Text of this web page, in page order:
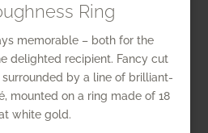
Ring
memorable – both for the
delighted recipient. Fancy cut
by a line of brilliant-
mounted on a ring made of 18
white gold.